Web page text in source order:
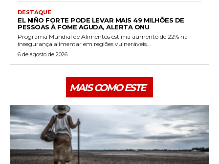
DESTAQUE
EL NIÑO FORTE PODE LEVAR MAIS 49 MILHÕES DE
PESSOAS À FOME AGUDA, ALERTA ONU
Programa Mundial de Alimentos estima aumento de 22% na
insegurança alimentar em regiões vulneráveis...
6 de agosto de 2026
MAIS COMO ESTE